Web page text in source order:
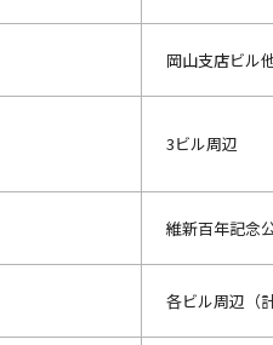
岡山支店ビル
3ビル周辺
維新百年記念
各ビル周辺（